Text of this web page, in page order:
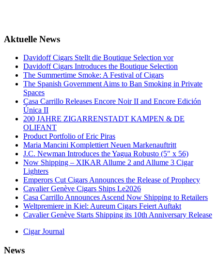
Aktuelle News
Davidoff Cigars Stellt die Boutique Selection vor
Davidoff Cigars Introduces the Boutique Selection
The Summertime Smoke: A Festival of Cigars
The Spanish Government Aims to Ban Smoking in Private
Spaces
Casa Carrillo Releases Encore Noir II and Encore Edición
Única II
200 JAHRE ZIGARRENSTADT KAMPEN & DE
OLIFANT
Product Portfolio of Eric Piras
Maria Mancini Komplettiert Neuen Markenauftritt
J.C. Newman Introduces the Yagua Robusto (5″ x 56)
Now Shipping – XIKAR Allume 2 and Allume 3 Cigar
Lighters
Emperors Cut Cigars Announces the Release of Prophecy
Cavalier Genève Cigars Ships Le2026
Casa Carrillo Announces Ascend Now Shipping to Retailers
Weltpremiere in Kiel: Aureum Cigars Feiert Auftakt
Cavalier Genève Starts Shipping its 10th Anniversary Release
Cigar Journal
News